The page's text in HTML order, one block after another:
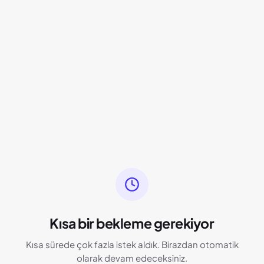
Kısa bir bekleme gerekiyor
Kısa sürede çok fazla istek aldık. Birazdan otomatik
olarak devam edeceksiniz.